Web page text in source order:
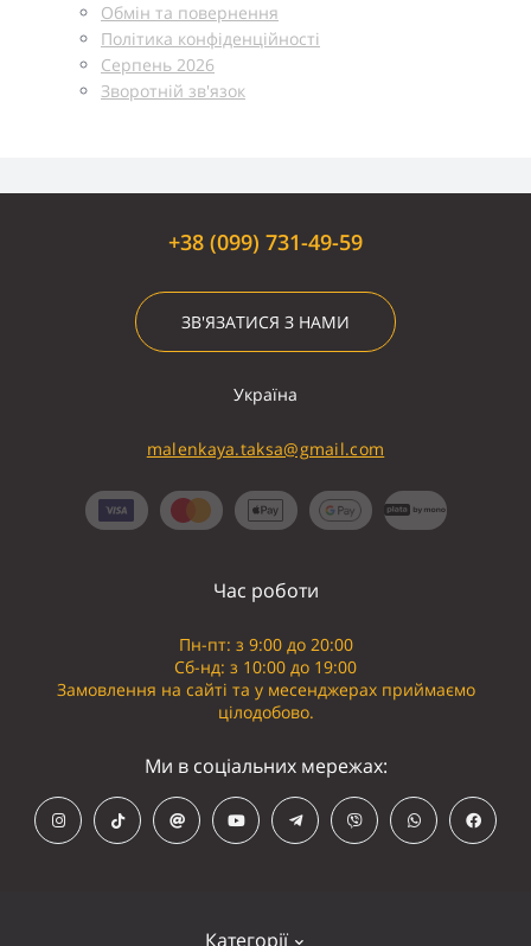
Обмін та повернення
Політика конфіденційності
Серпень 2026
Зворотній зв'язок
+38 (099) 731-49-59
ЗВ'ЯЗАТИСЯ З НАМИ
Україна
malenkaya.taksa@gmail.com
Категорії
Час роботи
Пн-пт: з 9:00 до 20:00
Сб-нд: з 10:00 до 19:00
Замовлення на сайті та у месенджерах приймаємо
цілодобово.
Ми в соціальних мережах: